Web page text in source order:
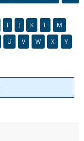
I J K L
M
Ü V W X
Y